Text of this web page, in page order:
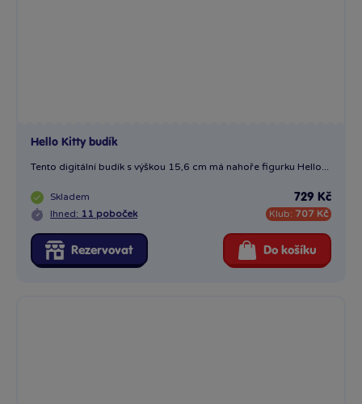
Hello Kitty budík
Tento digitální budík s výškou 15,6 cm má nahoře figurku Hello...
Skladem
Ihned: 11 poboček
729 Kč
Klub: 707 Kč
Rezervovat Do košíku